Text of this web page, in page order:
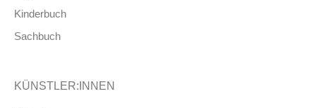
Kinderbuch
Sachbuch
KÜNSTLER:INNEN